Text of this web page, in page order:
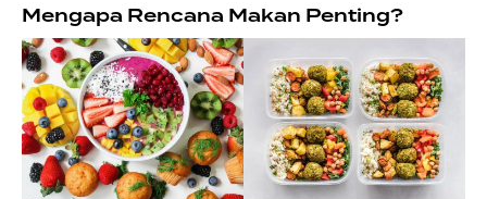
Mengapa Rencana Makan Penting?